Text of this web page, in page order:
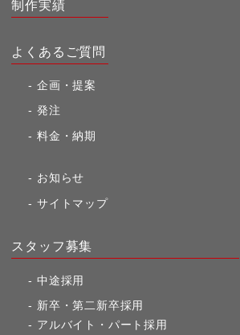
制作実績
よくあるご質問
企画・提案
発注
料金・納期
お知らせ
サイトマップ
スタッフ募集
中途採用
新卒・第二新卒採用
アルバイト・パート採用